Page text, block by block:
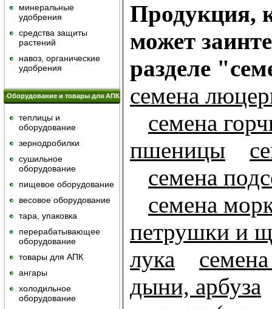
минеральные
удобрения
средства защиты
растений
навоз, органические
удобрения
Оборудование и товары для АПК
теплицы и
оборудование
зернодробилки
сушильное
оборудование
пищевое оборудование
весовое оборудование
тара, упаковка
перерабатывающее
оборудование
товары для АПК
ангары
холодильное
оборудование
Продукция,
может
разделе
семена
семена
пшеницы
семена
семена
петрушки и
лука
дыни, арбуза